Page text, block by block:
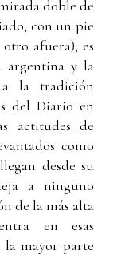
doble de
con un pie
afuera), es
argentina y la
a la tradición
del Diario en
actitudes de
como
desde su
a ninguno
de la más alta
en esas
la mayor parte